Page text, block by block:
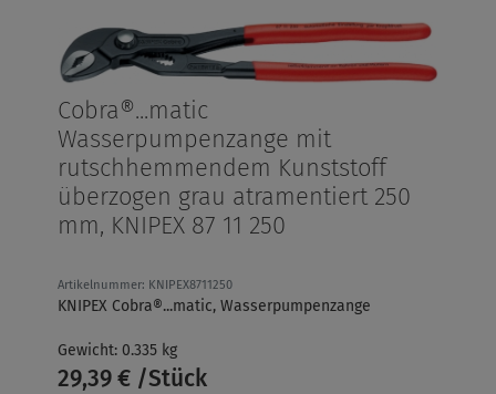
Cobra®...matic
Wasserpumpenzange mit
rutschhemmendem Kunststoff
überzogen grau atramentiert 250
mm, KNIPEX 87 11 250
Artikelnummer: KNIPEX8711250
KNIPEX Cobra®...matic, Wasserpumpenzange
Gewicht: 0.335 kg
29,39 € /Stück